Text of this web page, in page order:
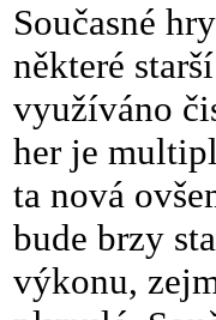
Současné
některé
využíváno
her je
ta nová
bude brzy
výkonu,